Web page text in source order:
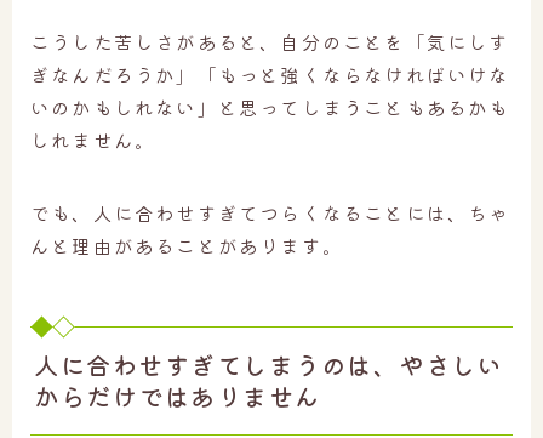
こうした苦しさがあると、自分のことを「気にしす
ぎなんだろうか」「もっと強くならなければいけな
いのかもしれない」と思ってしまうこともあるかも
しれません。
でも、人に合わせすぎてつらくなることには、ちゃ
んと理由があることがあります。
人に合わせすぎてしまうのは、やさしい
からだけではありません